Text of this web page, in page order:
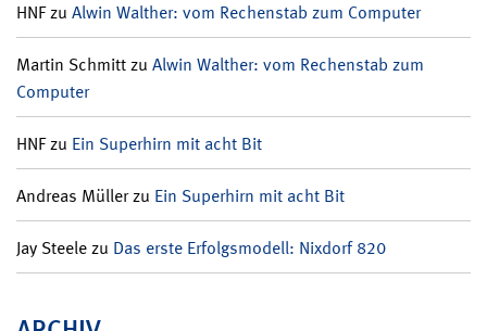
HNFzu Alwin Walther: vom Rechenstab zum Computer
Martin Schmittzu Alwin Walther: vom Rechenstab zum
Computer
HNFzu Ein Superhirn mit acht Bit
Andreas Müllerzu Ein Superhirn mit acht Bit
Jay Steelezu Das erste Erfolgsmodell: Nixdorf 820